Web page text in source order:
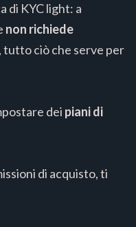
di KYC light: a
non richiede
, tutto ciò che serve per
dei piani di
di acquisto, ti